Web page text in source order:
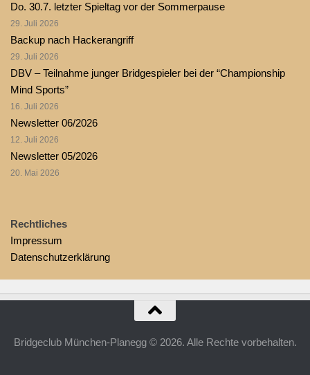
Do. 30.7. letzter Spieltag vor der Sommerpause
29. Juli 2026
Backup nach Hackerangriff
29. Juli 2026
DBV – Teilnahme junger Bridgespieler bei der “Championship
Mind Sports”
16. Juli 2026
Newsletter 06/2026
12. Juli 2026
Newsletter 05/2026
20. Mai 2026
Rechtliches
Impressum
Datenschutzerklärung
Bridgeclub München-Planegg © 2026. Alle Rechte vorbehalten.